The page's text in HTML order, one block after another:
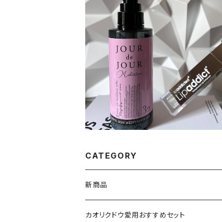
【おすすめセット】JOURdeJOUR＆リ
ディクト213 (透明)
¥24,200
CATEGORY
新商品
VSPIC R
カオリクドウ愛用おすすめセット